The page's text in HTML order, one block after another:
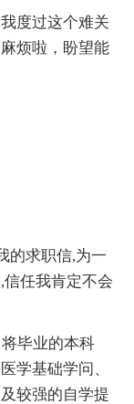
度过这个难关
烦啦，盼望能
求职信,为一
任我肯定不会
毕业的本科
学基础学问、
较强的自学提